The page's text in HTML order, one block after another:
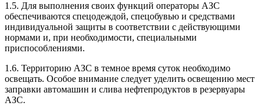
1.5. Для выполнения своих функций операторы АЗС
обеспечиваются спецодеждой, спецобувью и средствами
индивидуальной защиты в соответствии с действующими
нормами и, при необходимости, специальными
приспособлениями.
1.6. Территорию АЗС в темное время суток необходимо
освещать. Особое внимание следует уделить освещению мест
заправки автомашин и слива нефтепродуктов в резервуары
АЗС.